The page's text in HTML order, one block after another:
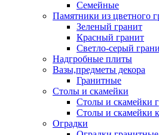
Семейные
Памятники из цветного
Зеленый гранит
Красный гранит
Светло-серый
Надгробные плиты
Вазы,предметы декора
Гранитные
Столы и скамейки
Столы и скамейки
Столы и скамейки
Оградки